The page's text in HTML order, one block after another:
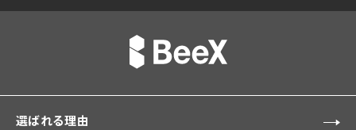
選ばれる理由